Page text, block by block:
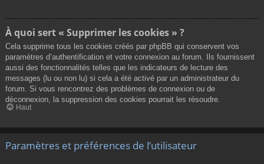
À quoi sert « Supprimer les cookies » ?
Cela supprime tous les cookies créés par phpBB qui conservent vos
paramètres d’authentification et votre connexion au forum. Ils fournissent
aussi des fonctionnalités telles que les indicateurs de lecture des
messages (lu ou non lu) si cela a été activé par un administrateur du
forum. Si vous rencontrez des problèmes de connexion ou de
déconnexion, la suppression des cookies pourrait les résoudre.
Haut
Paramètres et préférences de l’utilisateur